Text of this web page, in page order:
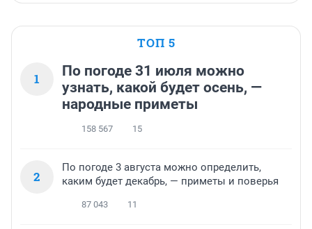
ТОП 5
1
По погоде 31 июля можно
узнать, какой будет осень, —
народные приметы
158 567 15
2
По погоде 3 августа можно определить,
каким будет декабрь, — приметы и поверья
87 043 11